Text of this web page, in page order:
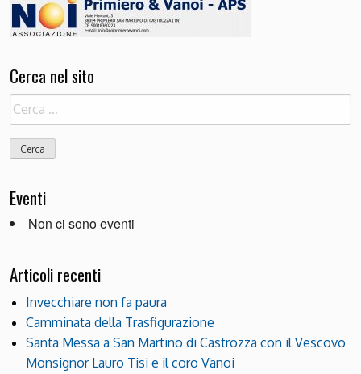
Cerca nel sito
Ricerca
per:
Eventi
Non ci sono eventi
Articoli recenti
Invecchiare non fa paura
Camminata della Trasfigurazione
Santa Messa a San Martino di Castrozza con il Vescovo
Monsignor Lauro Tisi e il coro Vanoi